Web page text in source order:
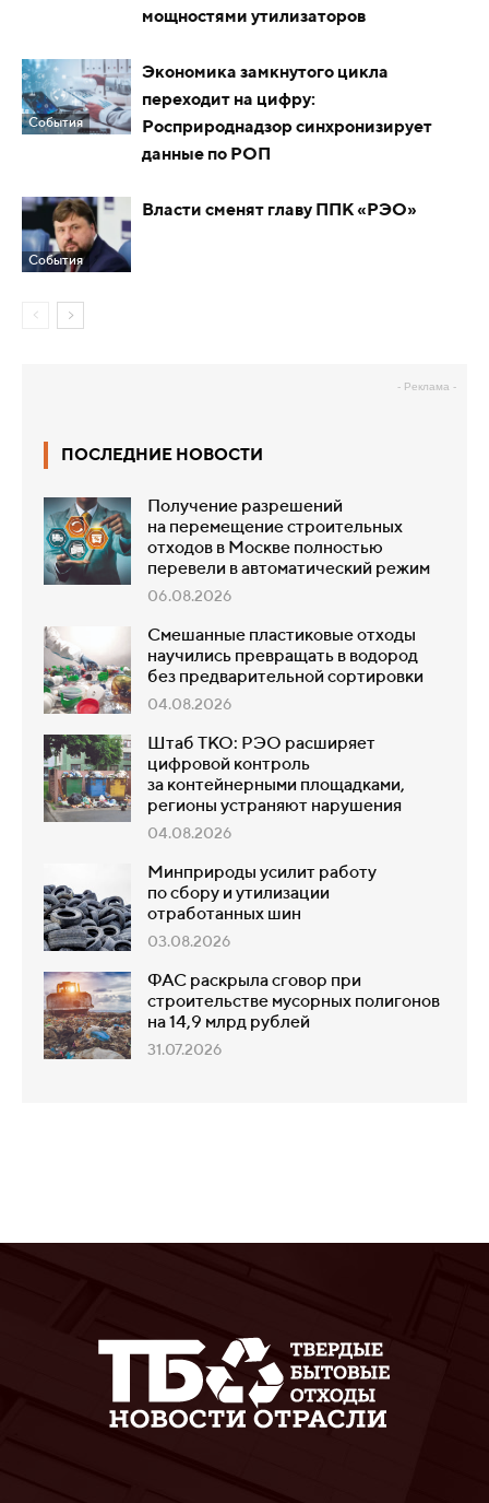
мощностями утилизаторов
События
Экономика замкнутого цикла
переходит на цифру:
Росприроднадзор синхронизирует
данные по РОП
События
Власти cменят главу ППК «РЭО»
- Реклама -
ПОСЛЕДНИЕ НОВОСТИ
Получение разрешений
на перемещение строительных
отходов в Москве полностью
перевели в автоматический режим
06.08.2026
Смешанные пластиковые отходы
научились превращать в водород
без предварительной сортировки
04.08.2026
Штаб ТКО: РЭО расширяет
цифровой контроль
за контейнерными площадками,
регионы устраняют нарушения
04.08.2026
Минприроды усилит работу
по сбору и утилизации
отработанных шин
03.08.2026
ФАС раскрыла сговор при
строительстве мусорных полигонов
на 14,9 млрд рублей
31.07.2026